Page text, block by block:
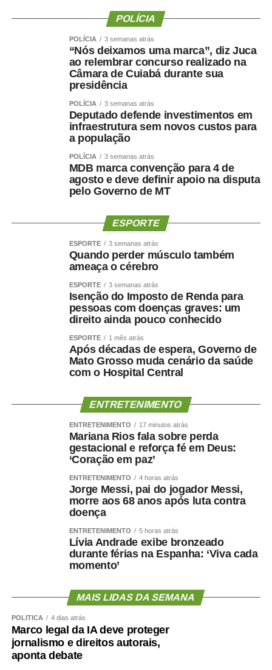
significa melhorar a saúde ?
Uma perda de peso mal conduzida pode incluir perda
significativa de massa muscular, principalmente em
pessoas mais velhas, sedentárias, submetidas a dietas
muito restritivas ou a tratamentos sem acompanhamento
Mesmo com o avanço dos medicamentos para
obesidade, o objetivo não deve ser apenas reduzir o
número na balança. O tratamento precisa preservar
metabolismo e manter a autonomia.
O paciente não deve apenas ficar mais leve. Deve
mais saudável, mais forte e funcionalmente mais
Por que o músculo influencia
a saúde cerebral?
A relação entre músculo e cérebro é complexa, mas
alguns mecanismos ajudam a explicá-la.
A perda muscular pode piorar a resistência à insulina,
reduzir o gasto energético, aumentar o sedentarismo e
favorecer inflamação crônica. Ao mesmo tempo, fatores
como hipertensão, diabetes, apneia do sono e colesterol
elevado afetam os vasos sanguíneos que irrigam tanto o
coração quanto o cérebro.
Por isso, preservar músculo é muito mais do que uma
questão estética. É uma estratégia de proteção
metabólica, cardiovascular, funcional e possivelmente
cientificamente esse problema
?
POLÍCIA
POLÍCIA 3 semanas atrás
“Nós deixamos uma marca”, diz Juca
ao relembrar concurso realizado na
Câmara de Cuiabá durante sua
presidência
POLÍCIA 3 semanas atrás
Deputado defende investimentos em
infraestrutura sem novos custos para
a população
POLÍCIA 3 semanas atrás
MDB marca convenção para 4 de
agosto e deve definir apoio na disputa
pelo Governo de MT
ESPORTE
ESPORTE 3 semanas atrás
Quando perder músculo também
ameaça o cérebro
ESPORTE 3 semanas atrás
Isenção do Imposto de Renda para
pessoas com doenças graves: um
direito ainda pouco conhecido
ESPORTE 1 mês atrás
Após décadas de espera, Governo de
Mato Grosso muda cenário da saúde
com o Hospital Central
ENTRETENIMENTO
ENTRETENIMENTO 17 minutos atrás
Mariana Rios fala sobre perda
gestacional e reforça fé em Deus:
‘Coração em paz’
ENTRETENIMENTO 4 horas atrás
Jorge Messi, pai do jogador Messi,
morre aos 68 anos após luta contra
doença
ENTRETENIMENTO 5 horas atrás
Lívia Andrade exibe bronzeado
durante férias na Espanha: ‘Viva cada
momento’
MAIS LIDAS DA SEMANA
POLÍTICA 4 dias atrás
Marco legal da IA deve proteger
jornalismo e direitos autorais,
aponta debate